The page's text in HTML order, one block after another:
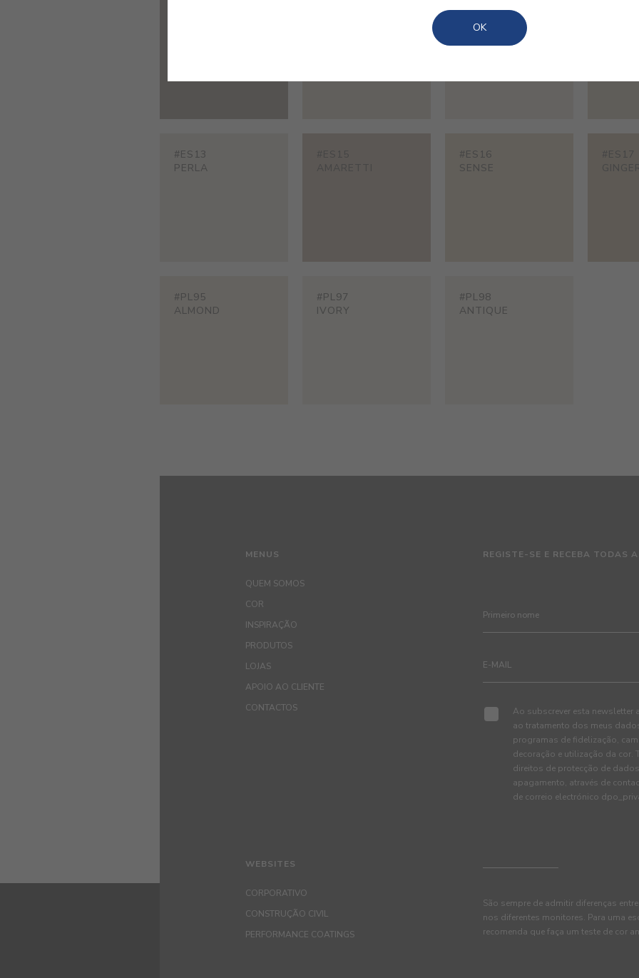
#E727
SAVASANA
#ES13
PERLA
#ES16
SENSE
#ES17
#PL95
ALMOND
#PL97
IVORY
#PL98
ANTIQUE
MENUS
QUEM SOMOS
COR
INSPIRAÇÃO
PRODUTOS
LOJAS
APOIO AO CLIENTE
CONTACTOS
REGISTE-SE E RECEBA TODAS
Ao subscrever esta newsletter
ao tratamento dos meus
programas de fidelização,
decoração e utilização da cor.
direitos de protecção de
apagamento, através de
de correio electrónico
WEBSITES
CORPORATIVO
CONSTRUÇÃO CIVIL
PERFORMANCE COATINGS
São sempre de admitir diferenças
nos diferentes monitores. Para uma
recomenda que faça um teste de cor
OK